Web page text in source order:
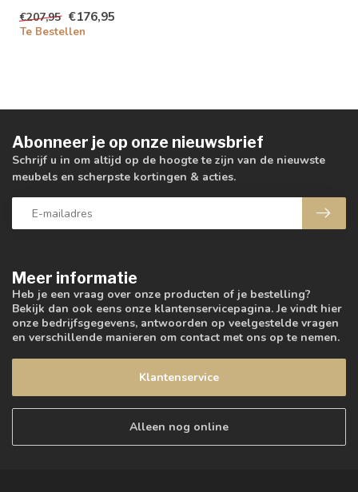
€207,95 €176,95
Te Bestellen
Meer informatie
Heb je een vraag over onze producten of je bestelling?
Bekijk dan ook eens onze klantenservicepagina. Je vindt hier
onze bedrijfsgegevens, antwoorden op veelgestelde vragen
en verschillende manieren om contact met ons op te nemen.
Klantenservice
Alleen nog online
Abonneer je op onze nieuwsbrief
Schrijf u in om altijd op de hoogte te zijn van de nieuwste
meubels en scherpste kortingen & acties.